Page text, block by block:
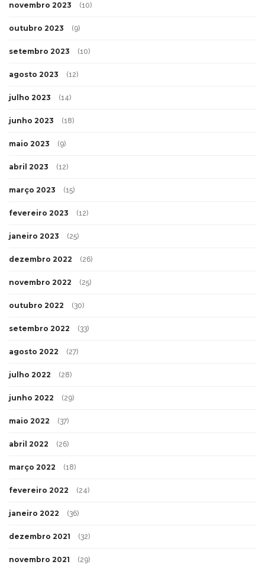
novembro 2023 (10)
outubro 2023 (9)
setembro 2023 (10)
agosto 2023 (12)
julho 2023 (14)
junho 2023 (18)
maio 2023 (9)
abril 2023 (12)
março 2023 (15)
fevereiro 2023 (12)
janeiro 2023 (25)
dezembro 2022 (26)
novembro 2022 (25)
outubro 2022 (30)
setembro 2022 (33)
agosto 2022 (27)
julho 2022 (28)
junho 2022 (29)
maio 2022 (37)
abril 2022 (26)
março 2022 (18)
fevereiro 2022 (24)
janeiro 2022 (36)
dezembro 2021 (32)
novembro 2021 (29)